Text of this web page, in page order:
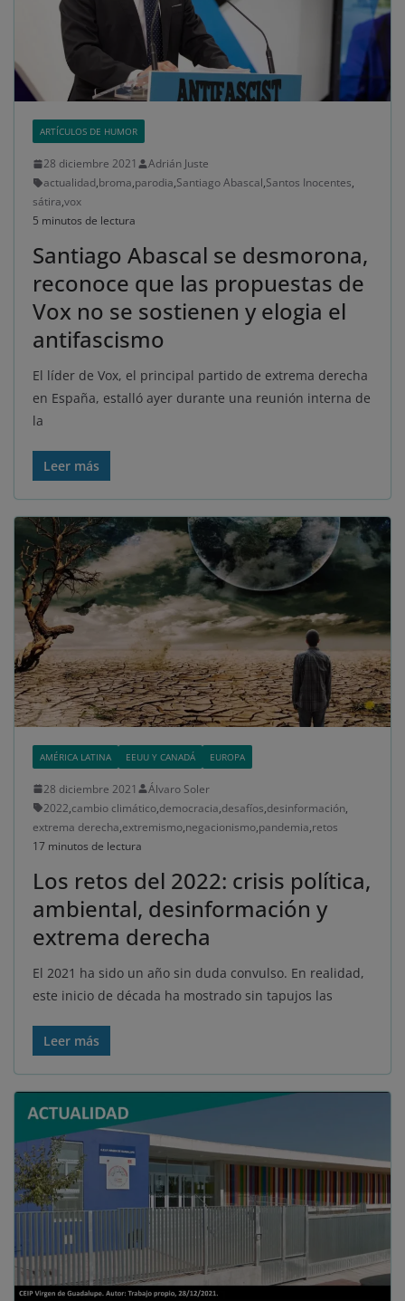
ARTÍCULOS DE HUMOR
28 diciembre 2021
Adrián Juste
actualidad,broma,parodia,Santiago Abascal,Santos Inocentes,
sátira,vox
5 minutos de lectura
Santiago Abascal se desmorona,
reconoce que las propuestas de
Vox no se sostienen y elogia el
antifascismo
El líder de Vox, el principal partido de extrema derecha
en España, estalló ayer durante una reunión interna de
la
Leer más
AMÉRICA LATINA EEUU Y CANADÁ EUROPA
28 diciembre 2021
Álvaro Soler
2022,cambio climático,democracia,desafíos,desinformación,
extrema derecha,extremismo,negacionismo,pandemia,retos
17 minutos de lectura
Los retos del 2022: crisis política,
ambiental, desinformación y
extrema derecha
El 2021 ha sido un año sin duda convulso. En realidad,
este inicio de década ha mostrado sin tapujos las
Leer más